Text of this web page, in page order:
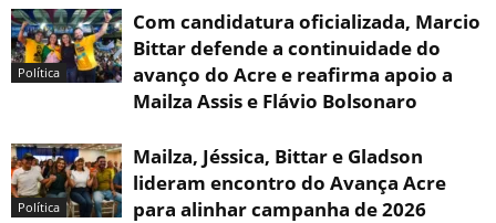
Política
Com candidatura oficializada, Marcio
Bittar defende a continuidade do
avanço do Acre e reafirma apoio a
Mailza Assis e Flávio Bolsonaro
Política
Mailza, Jéssica, Bittar e Gladson
lideram encontro do Avança Acre
para alinhar campanha de 2026